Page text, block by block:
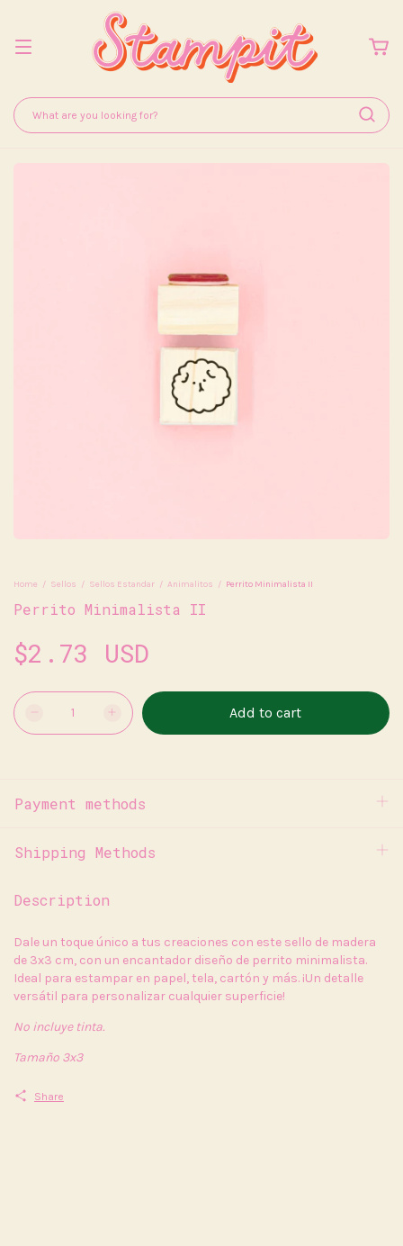
Home / Sellos / Sellos Estandar / Animalitos / Perrito Minimalista II
Perrito Minimalista II
$2.73 USD
Payment methods
Shipping Methods
Description
Dale un toque único a tus creaciones con este sello de madera
de 3x3 cm, con un encantador diseño de perrito minimalista.
Ideal para estampar en papel, tela, cartón y más. ¡Un detalle
versátil para personalizar cualquier superficie!
No incluye tinta.
Tamaño 3x3
Share